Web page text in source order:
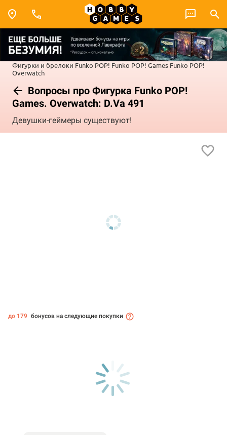
Фигурки и брелоки Funko POP! Funko POP! Games Funko POP!
Overwatch
Вопросы про Фигурка Funko POP!
Games. Overwatch: D.Va 491
Девушки-геймеры существуют!
до 179 бонусов на следующие покупки